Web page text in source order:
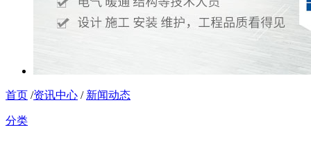
首页 /资讯中心 / 新闻动态
分类